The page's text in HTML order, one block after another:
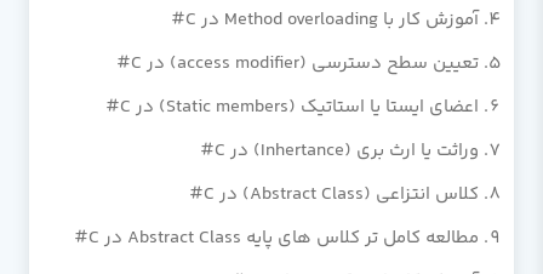
آموزش کار با Method overloading در C#
تعیین سطح دسترسی (access modifier) در C#
اعضای ایستا یا استاتیک (Static members) در C#
وراثت یا ارث بری (Inhertance) در C#
کلاس انتزاعی (Abstract Class) در C#
مطالعه کامل تر کلاس های پایه Abstract Class در C#